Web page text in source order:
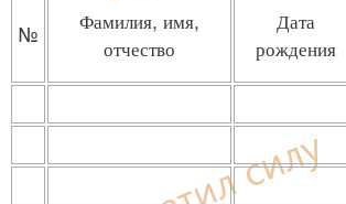
№
Фамилия, имя,
отчество
Дата
рождения